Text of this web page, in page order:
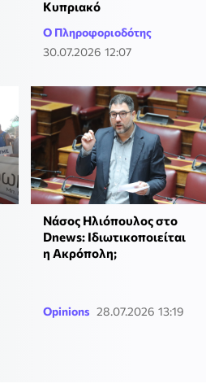
Κυπριακό
Ο Πληροφοριοδότης
30.07.2026 12:07
Νάσος Ηλιόπουλος στο
Dnews: Ιδιωτικοποιείται
η Ακρόπολη;
Opinions 28.07.2026 13:19